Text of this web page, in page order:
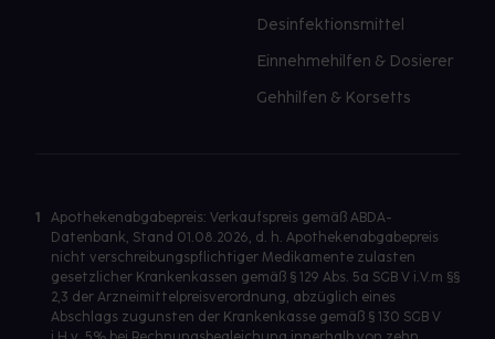
Desinfektionsmittel
Einnehmehilfen & Dosierer
Gehhilfen & Korsetts
1
Apothekenabgabepreis: Verkaufspreis gemäß ABDA-
Datenbank, Stand 01.08.2026, d. h. Apothekenabgabepreis
nicht verschreibungspflichtiger Medikamente zulasten
gesetzlicher Krankenkassen gemäß § 129 Abs. 5a SGB V i.V.m §§
2,3 der Arzneimittelpreisverordnung, abzüglich eines
Abschlags zugunsten der Krankenkasse gemäß § 130 SGB V